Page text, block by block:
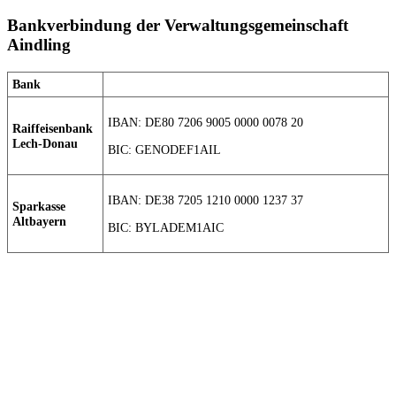
Bankverbindung der Verwaltungsgemeinschaft
Aindling
Bank
Raiffeisenbank
Lech-Donau
IBAN: DE80 7206 9005 0000 0078 20
BIC: GENODEF1AIL
Sparkasse
Altbayern
IBAN: DE38 7205 1210 0000 1237 37
BIC: BYLADEM1AIC